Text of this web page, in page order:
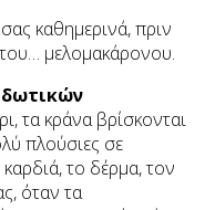
καθημερινά, πριν
μελομακάρονου.
τα κράνα βρίσκονται
πλούσιες σε
το δέρμα, τον
όταν τα